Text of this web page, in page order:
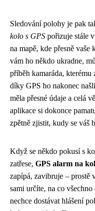
Sledování polohy je pak
kolo s GPS pořizuje stále
na mapě, kde přesně
vám ho někdo ukradne,
příběh kamaráda,
díky GPS ho nakonec
měla přesné údaje a celá
aplikace si dokonce
zpětně zjistit, kudy se váš
Když se někdo pokusí s
zatřese, GPS alarm na
zapípá, zavibruje – prostě
sami určíte, na co
nechce dostávat hlášení